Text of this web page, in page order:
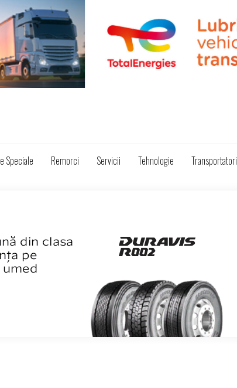
Speciale Remorci Servicii Tehnologie Transportatori